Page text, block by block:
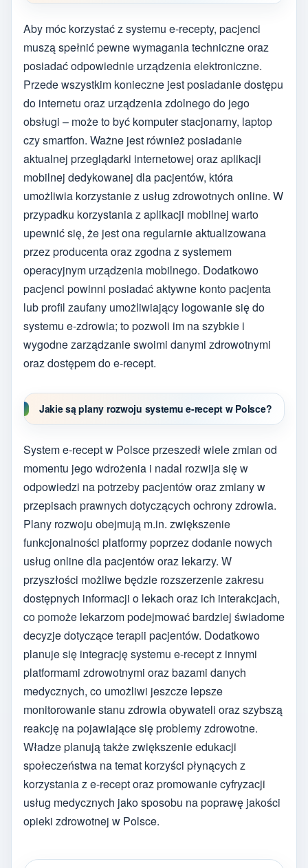
Aby móc korzystać z systemu e-recepty, pacjenci
muszą spełnić pewne wymagania techniczne oraz
posiadać odpowiednie urządzenia elektroniczne.
Przede wszystkim konieczne jest posiadanie dostępu
do internetu oraz urządzenia zdolnego do jego
obsługi – może to być komputer stacjonarny, laptop
czy smartfon. Ważne jest również posiadanie
aktualnej przeglądarki internetowej oraz aplikacji
mobilnej dedykowanej dla pacjentów, która
umożliwia korzystanie z usług zdrowotnych online. W
przypadku korzystania z aplikacji mobilnej warto
upewnić się, że jest ona regularnie aktualizowana
przez producenta oraz zgodna z systemem
operacyjnym urządzenia mobilnego. Dodatkowo
pacjenci powinni posiadać aktywne konto pacjenta
lub profil zaufany umożliwiający logowanie się do
systemu e-zdrowia; to pozwoli im na szybkie i
wygodne zarządzanie swoimi danymi zdrowotnymi
oraz dostępem do e-recept.
Jakie są plany rozwoju systemu e-recept w Polsce?
System e-recept w Polsce przeszedł wiele zmian od
momentu jego wdrożenia i nadal rozwija się w
odpowiedzi na potrzeby pacjentów oraz zmiany w
przepisach prawnych dotyczących ochrony zdrowia.
Plany rozwoju obejmują m.in. zwiększenie
funkcjonalności platformy poprzez dodanie nowych
usług online dla pacjentów oraz lekarzy. W
przyszłości możliwe będzie rozszerzenie zakresu
dostępnych informacji o lekach oraz ich interakcjach,
co pomoże lekarzom podejmować bardziej świadome
decyzje dotyczące terapii pacjentów. Dodatkowo
planuje się integrację systemu e-recept z innymi
platformami zdrowotnymi oraz bazami danych
medycznych, co umożliwi jeszcze lepsze
monitorowanie stanu zdrowia obywateli oraz szybszą
reakcję na pojawiające się problemy zdrowotne.
Władze planują także zwiększenie edukacji
społeczeństwa na temat korzyści płynących z
korzystania z e-recept oraz promowanie cyfryzacji
usług medycznych jako sposobu na poprawę jakości
opieki zdrowotnej w Polsce.